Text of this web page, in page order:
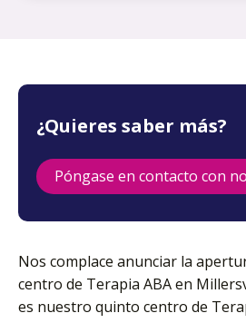
¿Quieres saber más?
Póngase en contacto con
Nos complace anunciar la
centro de Terapia ABA en
es nuestro quinto centro de